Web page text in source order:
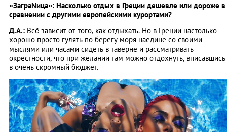
«ЗаграNица»: Насколько отдых в Греции дешевле или дороже в
сравнении с другими европейскими курортами?
Д.А.: Всё зависит от того, как отдыхать. Но в Греции настолько
хорошо просто гулять по берегу моря наедине со своими
мыслями или часами сидеть в таверне и рассматривать
окрестности, что при желании там можно отдохнуть, вписавшись
в очень скромный бюджет.